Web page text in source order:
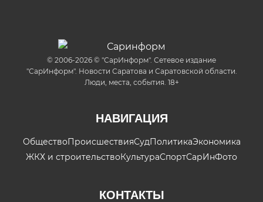
© 2006-2026 © "СарИнформ". Сетевое издание
"СарИнформ". Новости Саратова и Саратовской области.
Люди, места, события. 18+
НАВИГАЦИЯ
ОбществоПроисшествияСудПолитикаЭкономика
ЖКХ и строительствоКультураСпортСарИнФото
КОНТАКТЫ